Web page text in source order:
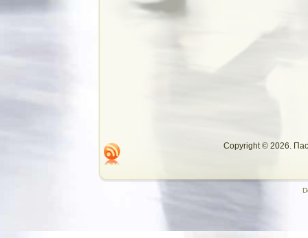
Copyright © 2026.